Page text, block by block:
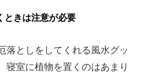
ときは注意が必要
としをしてくれる風水グッ
寝室に植物を置くのはあまり